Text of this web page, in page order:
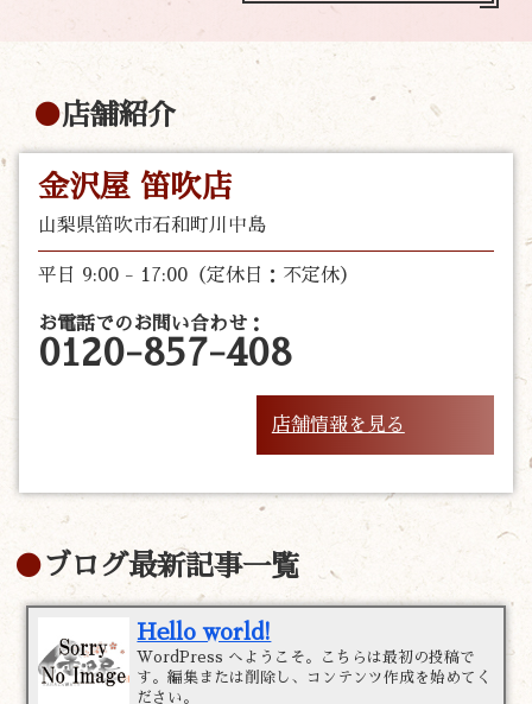
店舗紹介
金沢屋 笛吹店
山梨県笛吹市石和町川中島
平日 9:00 - 17:00（定休日：不定休）
お電話でのお問い合わせ：
0120-857-408
店舗情報を見る
ブログ最新記事一覧
Hello world!
WordPress へようこそ。こちらは最初の投稿で
す。編集または削除し、コンテンツ作成を始めてく
ださい。